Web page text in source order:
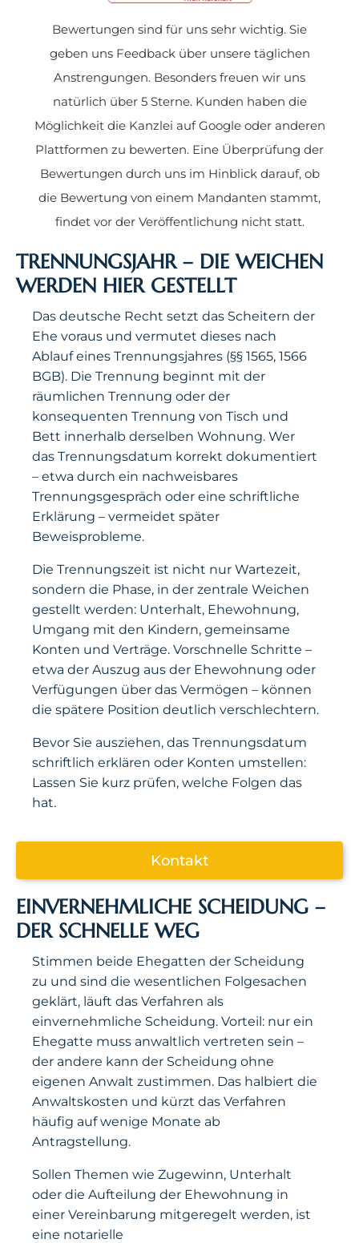
Bewertungen sind für uns sehr wichtig. Sie
geben uns Feedback über unsere täglichen
Anstrengungen. Besonders freuen wir uns
natürlich über 5 Sterne. Kunden haben die
Möglichkeit die Kanzlei auf Google oder anderen
Plattformen zu bewerten. Eine Überprüfung der
Bewertungen durch uns im Hinblick darauf, ob
die Bewertung von einem Mandanten stammt,
findet vor der Veröffentlichung nicht statt.
TRENNUNGSJAHR – DIE WEICHEN
WERDEN HIER GESTELLT
Das deutsche Recht setzt das Scheitern der
Ehe voraus und vermutet dieses nach
Ablauf eines Trennungsjahres (§§ 1565, 1566
BGB). Die Trennung beginnt mit der
räumlichen Trennung oder der
konsequenten Trennung von Tisch und
Bett innerhalb derselben Wohnung. Wer
das Trennungsdatum korrekt dokumentiert
– etwa durch ein nachweisbares
Trennungsgespräch oder eine schriftliche
Erklärung – vermeidet später
Beweisprobleme.
Die Trennungszeit ist nicht nur Wartezeit,
sondern die Phase, in der zentrale Weichen
gestellt werden: Unterhalt, Ehewohnung,
Umgang mit den Kindern, gemeinsame
Konten und Verträge. Vorschnelle Schritte –
etwa der Auszug aus der Ehewohnung oder
Verfügungen über das Vermögen – können
die spätere Position deutlich verschlechtern.
Bevor Sie ausziehen, das Trennungsdatum
schriftlich erklären oder Konten umstellen:
Lassen Sie kurz prüfen, welche Folgen das
hat.
Kontakt
EINVERNEHMLICHE SCHEIDUNG –
DER SCHNELLE WEG
Stimmen beide Ehegatten der Scheidung
zu und sind die wesentlichen Folgesachen
geklärt, läuft das Verfahren als
einvernehmliche Scheidung. Vorteil: nur ein
Ehegatte muss anwaltlich vertreten sein –
der andere kann der Scheidung ohne
eigenen Anwalt zustimmen. Das halbiert die
Anwaltskosten und kürzt das Verfahren
häufig auf wenige Monate ab
Antragstellung.
Sollen Themen wie Zugewinn, Unterhalt
oder die Aufteilung der Ehewohnung in
einer Vereinbarung mitgeregelt werden, ist
eine notarielle